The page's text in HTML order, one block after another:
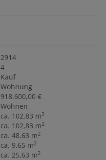
2914
4
Kauf
Wohnung
918.600,00 €
Wohnen
ca. 102,83 m2
ca. 102,83 m2
ca. 48,63 m2
ca. 9,65 m2
ca. 25,63 m2